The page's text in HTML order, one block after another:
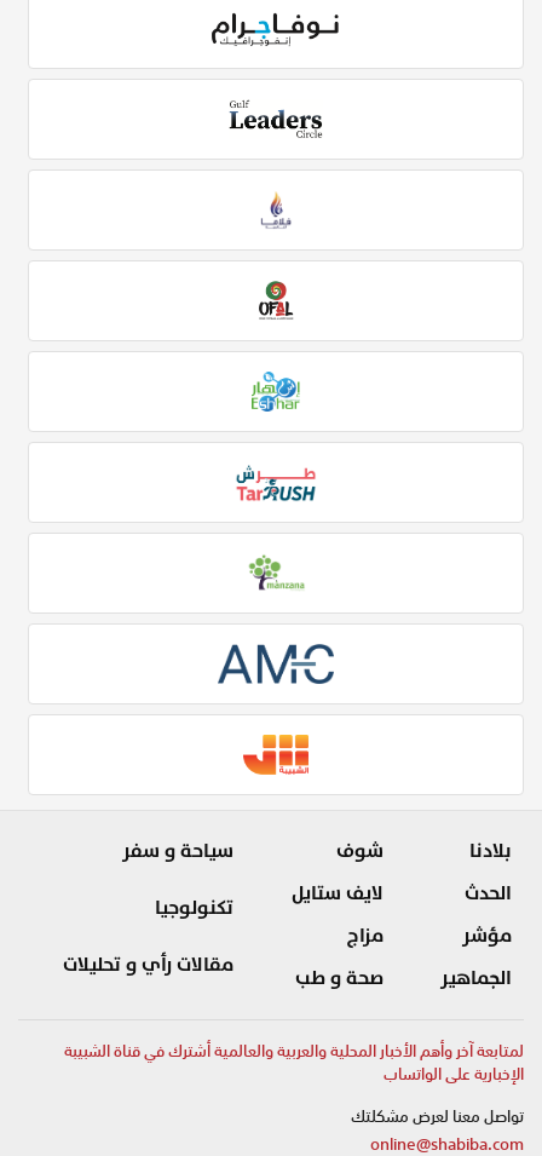
بلادنا
الحدث
مؤشر
الجماهير
شوف
لايف ستايل
مزاج
صحة و طب
سياحة و سفر
تكنولوجيا
مقالات رأي و تحليلات
لمتابعة آخر وأهم الأخبار المحلية والعربية والعالمية أشترك في قناة الشبيبة
الإخبارية على الواتساب
تواصل معنا لعرض مشكلتك
online@shabiba.com